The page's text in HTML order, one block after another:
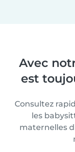
Avec
est
Consultez
les
maternelles